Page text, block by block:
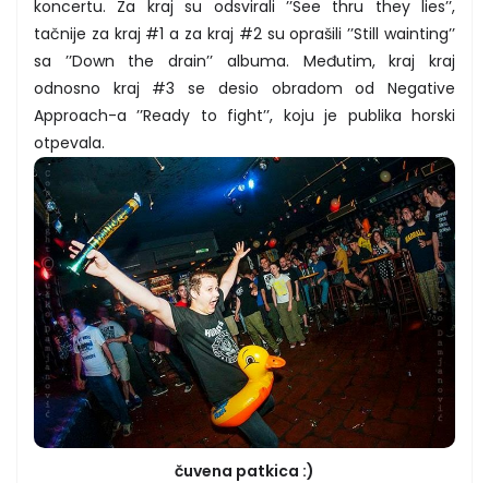
koncertu. Za kraj su odsvirali ’’See thru they lies’’,
tačnije za kraj #1 a za kraj #2 su oprašili ’’Still wainting’’
sa ’’Down the drain’’ albuma. Međutim, kraj kraj
odnosno kraj #3 se desio obradom od Negative
Approach-a ’’Ready to fight’’, koju je publika horski
otpevala.
čuvena patkica :)